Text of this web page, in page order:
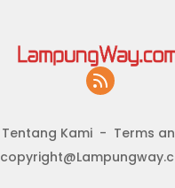
Tentang Kami
Terms